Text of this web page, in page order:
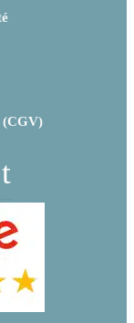
(CGV)